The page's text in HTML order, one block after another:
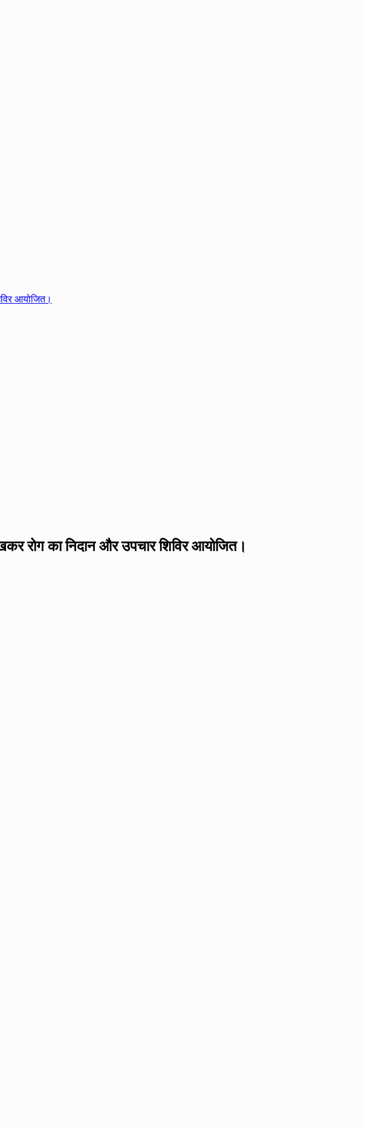
आयोजित।
देखकर रोग का निदान और उपचार शिविर आयोजित।